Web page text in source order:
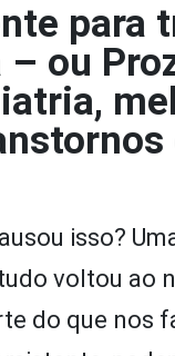
para
ou
isso?
voltou ao
do que nos